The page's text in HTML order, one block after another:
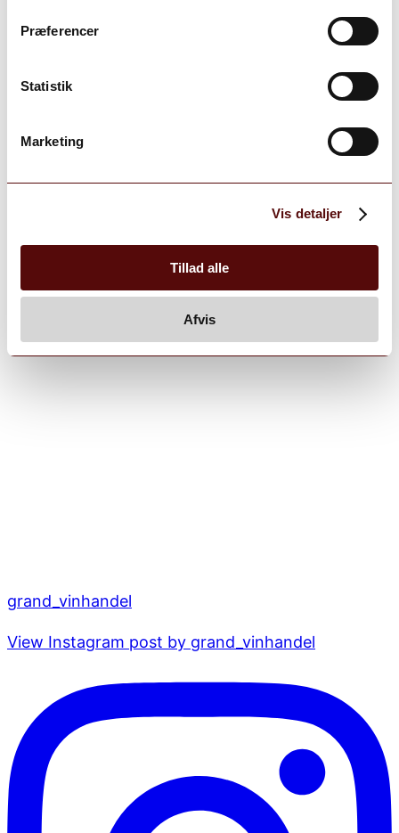
Præferencer
Statistik
Marketing
Vis detaljer
Tillad alle
Afvis
grand_vinhandel
View Instagram post by grand_vinhandel